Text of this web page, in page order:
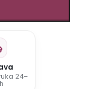
24–